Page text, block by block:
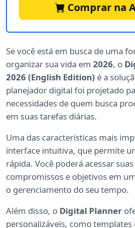
Comprar na
Se você está em busca de uma
organizar sua vida em 2026, o
2026 (English Edition) é a
planejador digital foi projetado
necessidades de quem busca
em suas tarefas diárias.
Uma das características mais
interface intuitiva, que permite
rápida. Você poderá acessar
compromissos e objetivos em
o gerenciamento do seu tempo.
Além disso, o Digital Planner
personalizáveis, como templates